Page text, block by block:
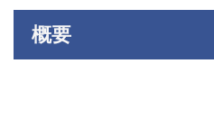
概要